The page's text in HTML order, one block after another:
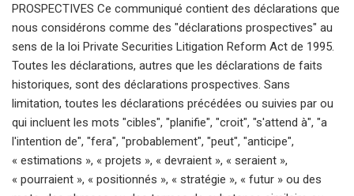
PROSPECTIVES Ce communiqué contient des déclarations que
nous considérons comme des "déclarations prospectives" au
sens de la loi Private Securities Litigation Reform Act de 1995.
Toutes les déclarations, autres que les déclarations de faits
historiques, sont des déclarations prospectives. Sans
limitation, toutes les déclarations précédées ou suivies par ou
qui incluent les mots "cibles", "planifie", "croit", "s'attend à", "a
l'intention de", "fera", "probablement", "peut", "anticipe",
« estimations », « projets », « devraient », « seraient »,
« pourraient », « positionnés », « stratégie », « futur » ou des